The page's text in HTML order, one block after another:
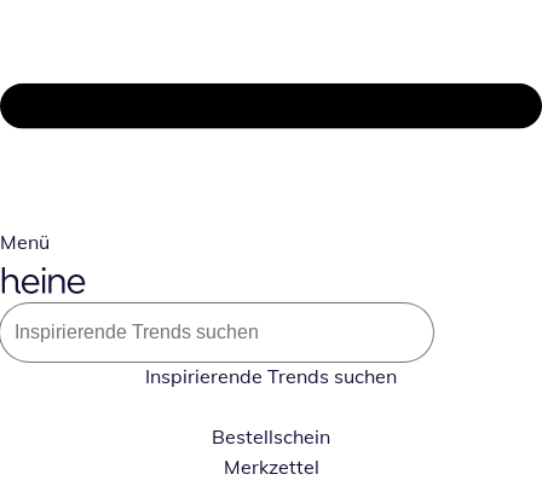
Menü
Inspirierende Trends suchen
Bestellschein
Merkzettel